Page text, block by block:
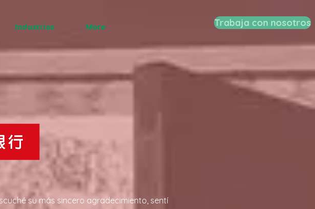
Industrias More Trabaja con nosotros
su más sincero agradecimiento, sentí